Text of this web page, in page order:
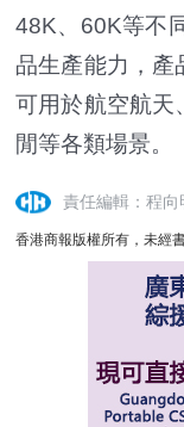
48K、60K等不
品生產能力，產
可用於航空航天
閒等各類場景。
責任編輯：程向
香港商報版權所有，未經